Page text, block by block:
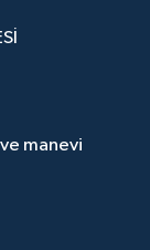
manevi